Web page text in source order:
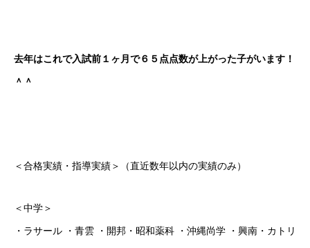
去年はこれで入試前１ヶ月で６５点点数が上がった子がいます！
＾＾
＜合格実績・指導実績＞（直近数年以内の実績のみ）
＜中学＞
・ラサール ・青雲 ・開邦・昭和薬科 ・沖縄尚学 ・興南・カトリ